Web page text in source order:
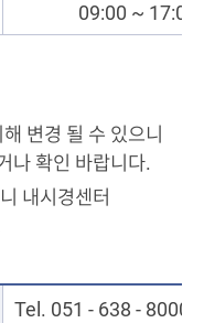
09:00 ~ 17:00
변경 될 수 있으니
나 확인 바랍니다.
내시경센터
Tel. 051 - 638 - 8000